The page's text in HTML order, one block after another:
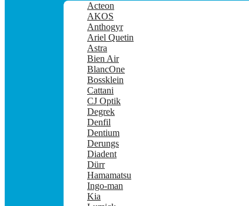
Acteon
AKOS
Anthogyr
Ariel Quetin
Astra
Bien Air
BlancOne
Bossklein
Cattani
CJ Optik
Degrek
Denfil
Dentium
Derungs
Diadent
Dürr
Hamamatsu
Ingo-man
Kia